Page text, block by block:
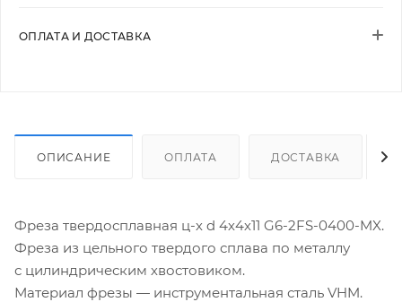
ОПЛАТА И ДОСТАВКА
ОПИСАНИЕ ОПЛАТА ДОСТАВКА
Фреза твердосплавная ц-х d 4х4х11 G6-2FS-0400-MX.
Фреза из цельного твердого сплава по металлу
с цилиндрическим хвостовиком.
Материал фрезы — инструментальная сталь VHM.